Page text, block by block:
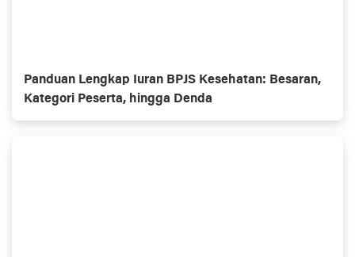
Panduan Lengkap Iuran BPJS Kesehatan: Besaran,
Kategori Peserta, hingga Denda